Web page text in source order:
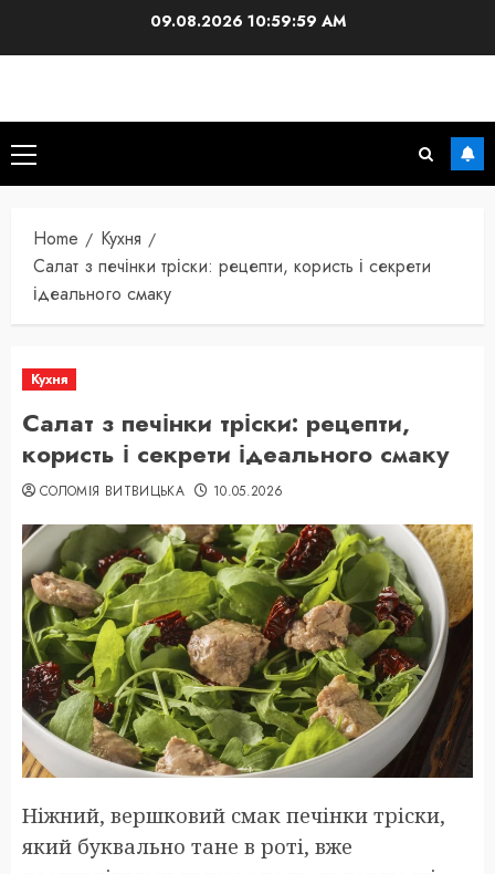
09.08.2026 11:00:00 AM
Primary
Menu
Home
Кухня
Салат з печінки тріски: рецепти, користь і секрети
ідеального смаку
Кухня
Салат з печінки тріски: рецепти,
користь і секрети ідеального смаку
СОЛОМІЯ ВИТВИЦЬКА 10.05.2026
Ніжний, вершковий смак печінки тріски,
який буквально тане в роті, вже